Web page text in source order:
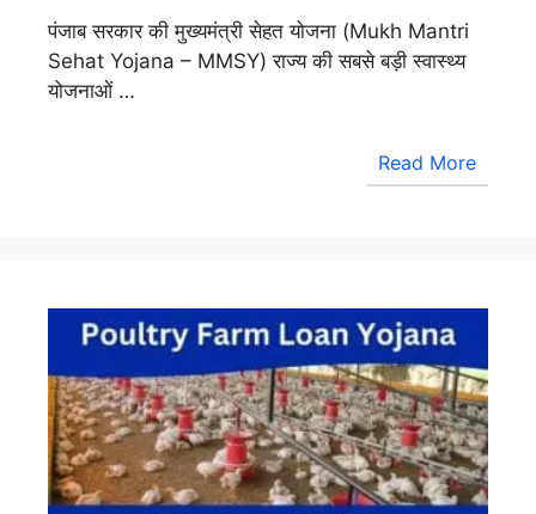
पंजाब सरकार की मुख्यमंत्री सेहत योजना (Mukh Mantri
Sehat Yojana – MMSY) राज्य की सबसे बड़ी स्वास्थ्य
योजनाओं …
Read More